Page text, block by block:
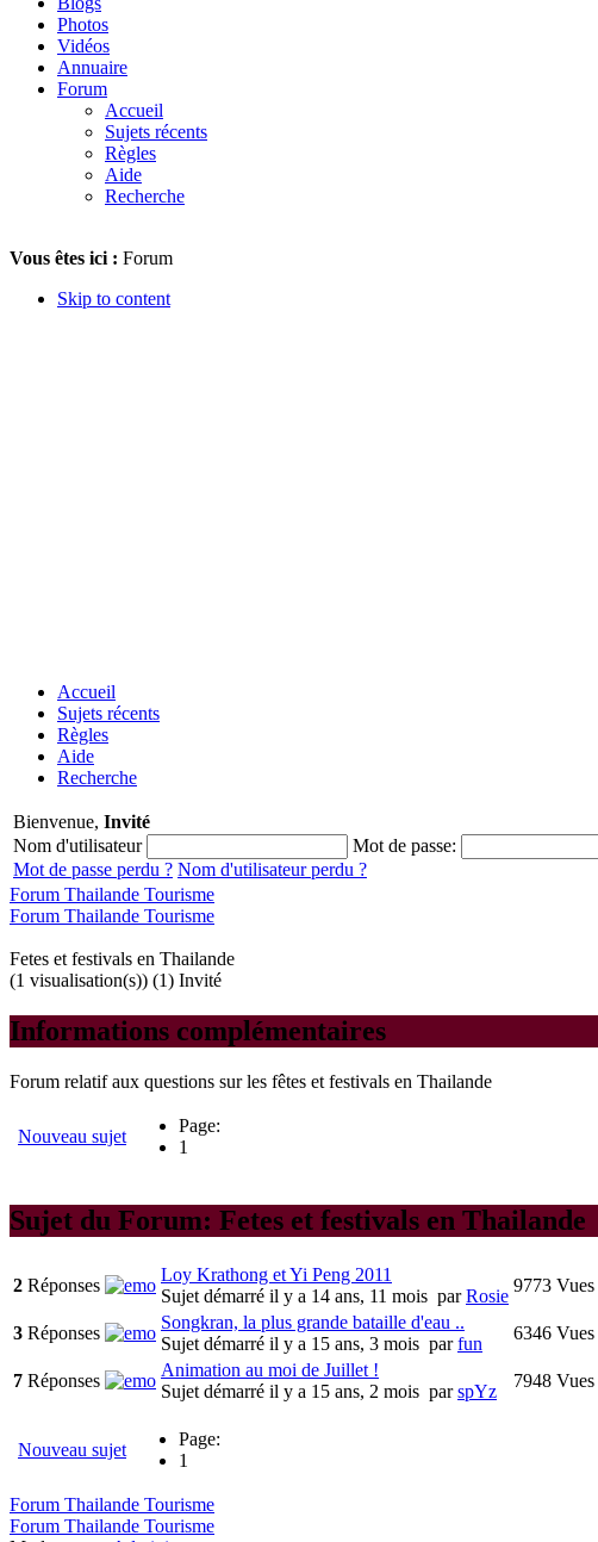
Photos
Vidéos
Annuaire
Forum
Accueil
Sujets récents
Règles
Aide
Recherche
Vous êtes ici : Forum
Skip to content
Accueil
Sujets récents
Règles
Aide
Recherche
Bienvenue, Invité
Nom d'utilisateur
Mot de passe:
Mot de passe perdu ? Nom d'utilisateur perdu ?
Forum Thailande Tourisme
Forum Thailande Tourisme
Fetes et festivals en Thailande
(1 visualisation(s)) (1) Invité
Informations complémentaires
Forum relatif aux questions sur les fêtes et festivals en Thailande
Nouveau sujet
Page:
1
Sujet du Forum: Fetes et festivals en Thailande
2 Réponses
Loy Krathong et Yi Peng 2011
Sujet démarré il y a 14 ans, 11 mois parRosie
9773 Vues
3 Réponses
Songkran, la plus grande bataille d'eau ..
Sujet démarré il y a 15 ans, 3 mois parfun
6346 Vues
7 Réponses
Animation au moi de Juillet !
Sujet démarré il y a 15 ans, 2 mois parspYz
7948 Vues
Nouveau sujet
Page:
1
Forum Thailande Tourisme
Forum Thailande Tourisme